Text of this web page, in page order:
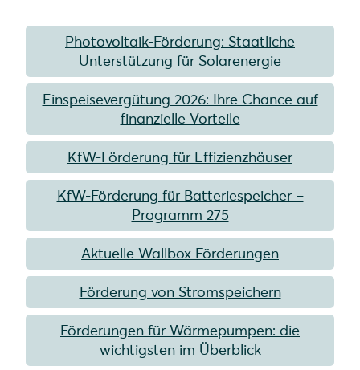
Photovoltaik-Förderung: Staatliche
Unterstützung für Solarenergie
Einspeisevergütung 2026: Ihre Chance auf
finanzielle Vorteile
KfW-Förderung für Effizienzhäuser
KfW-Förderung für Batteriespeicher –
Programm 275
Aktuelle Wallbox Förderungen
Förderung von Stromspeichern
Förderungen für Wärmepumpen: die
wichtigsten im Überblick